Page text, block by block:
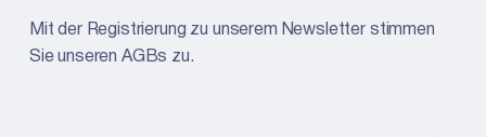
Mit der Registrierung zu unserem Newsletter stimmen
Sie unseren AGBs zu.